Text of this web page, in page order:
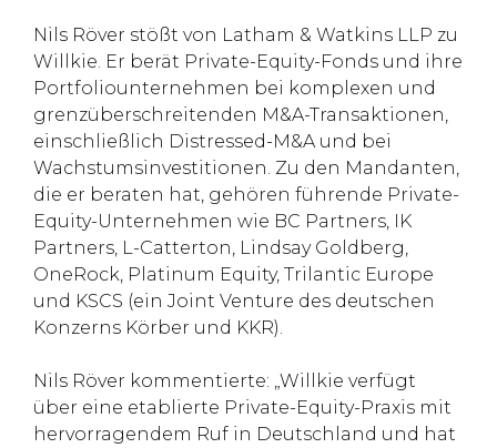
Nils Röver stößt von Latham & Watkins LLP zu
Willkie. Er berät Private-Equity-Fonds und ihre
Portfoliounternehmen bei komplexen und
grenzüberschreitenden M&A-Transaktionen,
einschließlich Distressed-M&A und bei
Wachstumsinvestitionen. Zu den Mandanten,
die er beraten hat, gehören führende Private-
Equity-Unternehmen wie BC Partners, IK
Partners, L-Catterton, Lindsay Goldberg,
OneRock, Platinum Equity, Trilantic Europe
und KSCS (ein Joint Venture des deutschen
Konzerns Körber und KKR).
Nils Röver kommentierte: „Willkie verfügt
über eine etablierte Private-Equity-Praxis mit
hervorragendem Ruf in Deutschland und hat